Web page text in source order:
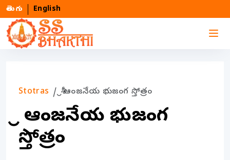
తెలుగు English
Stotras శ్రీ ఆంజనేయ భుజంగ స్తోత్రం
శ్రీ ఆంజనేయ భుజంగ
స్తోత్రం